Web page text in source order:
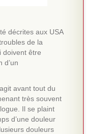
décrites aux USA
de la
doivent être
d’un
avant tout du
très souvent
Il se plaint
d’une douleur
douleurs